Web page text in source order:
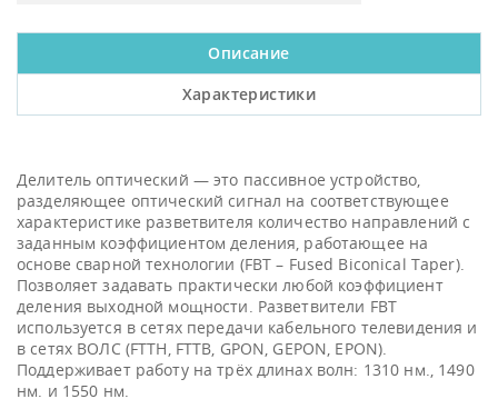
Описание
Характеристики
Делитель оптический — это пассивное устройство,
разделяющее оптический сигнал на соответствующее
характеристике разветвителя количество направлений с
заданным коэффициентом деления, работающее на
основе сварной технологии (FBT – Fused Biconical Taper).
Позволяет задавать практически любой коэффициент
деления выходной мощности. Разветвители FBT
используется в сетях передачи кабельного телевидения и
в сетях ВОЛС (FTTH, FTTB, GPON, GEPON, EPON).
Поддерживает работу на трёх длинах волн: 1310 нм., 1490
нм. и 1550 нм.